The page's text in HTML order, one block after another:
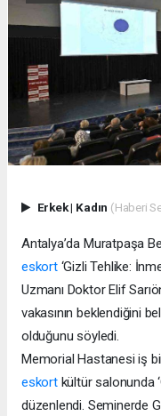
Erkek| Kadın (Haberi
Antalya’da Muratpaşa
eskort‘Gizli Tehlike:
Uzmanı Doktor Elif
vakasının beklendiğini
olduğunu söyledi.
Memorial Hastanesi iş
eskortkültür salonunda
düzenlendi. Seminerde